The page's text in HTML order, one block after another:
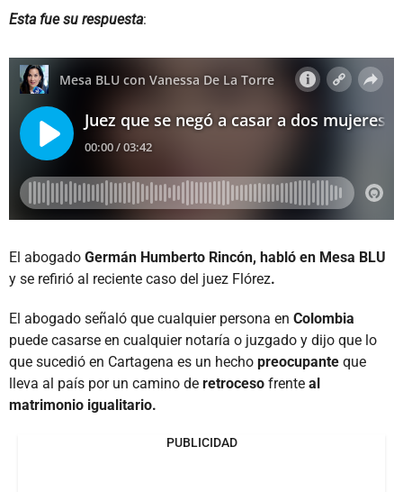
Esta fue su respuesta:
El abogado Germán Humberto Rincón, habló en Mesa BLU
y se refirió al reciente caso del juez Flórez.
El abogado señaló que cualquier persona en Colombia
puede casarse en cualquier notaría o juzgado y dijo que lo
que sucedió en Cartagena es un hecho preocupante que
lleva al país por un camino de retroceso frente al
matrimonio igualitario.
PUBLICIDAD